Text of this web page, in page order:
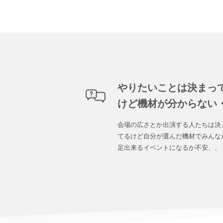
やりたいことは決まっ
けど機材が分からない
会場の広さとか出演する人たちは決
てるけど自分が選んだ機材でみんな
足出来るイベントになるか不安、、